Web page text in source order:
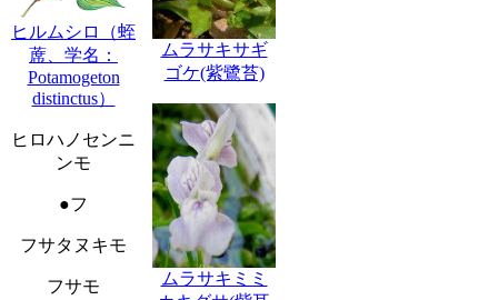
ヒルムシロ（蛭
蓆、学名：
Potamogeton
distinctus）
ヒロハノセンニ
ンモ
●フ
フサタヌキモ
フサモ
ムラサキサギ
ゴケ(紫鷺苔)
ムラサキミミ